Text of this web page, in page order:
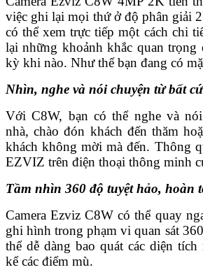
việc ghi lại mọi thứ ở độ phân giải
có thể xem trực tiếp một cách chi
lại những khoảnh khắc quan trọng
kỳ khi nào. Như thể bạn đang có
Nhìn, nghe và nói chuyện từ bất
Với C8W, bạn có thể nghe và
nhà, chào đón khách đến thăm
khách không mời mà đến. Thông
EZVIZ trên điện thoại thông minh
Tầm nhìn 360 độ tuyệt hảo, hoàn
Camera Ezviz C8W có thể quay
ghi hình trong phạm vi quan sát
thể dễ dàng bao quát các diện
kể các điểm mù.